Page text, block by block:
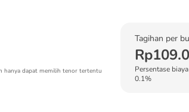
hanya dapat memilih tenor tertentu
Tagihan per
Persentase
0.1%